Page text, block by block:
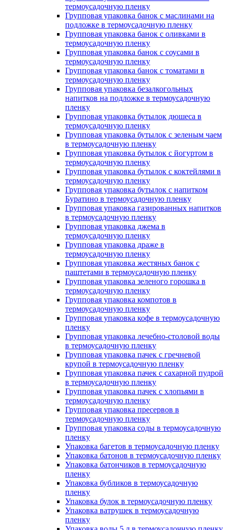
термоусадочную пленку
Групповая упаковка банок с маслинами на
подложке в термоусадочную пленку
Групповая упаковка банок с оливками в
термоусадочную пленку
Групповая упаковка банок с соусами в
термоусадочную пленку
Групповая упаковка банок с томатами в
термоусадочную пленку
Групповая упаковка безалкогольных
напитков на подложке в термоусадочную
пленку
Групповая упаковка бутылок дюшеса в
термоусадочную пленку
Групповая упаковка бутылок с зеленым чаем
в термоусадочную пленку
Групповая упаковка бутылок с йогуртом в
термоусадочную пленку
Групповая упаковка бутылок с коктейлями в
термоусадочную пленку
Групповая упаковка бутылок с напитком
Буратино в термоусадочную пленку
Групповая упаковка газированных напитков
в термоусадочную пленку
Групповая упаковка джема в
термоусадочную пленку
Групповая упаковка драже в
термоусадочную пленку
Групповая упаковка жестяных банок с
паштетами в термоусадочную пленку
Групповая упаковка зеленого горошка в
термоусадочную пленку
Групповая упаковка компотов в
термоусадочную пленку
Групповая упаковка кофе в термоусадочную
пленку
Групповая упаковка лечебно-столовой воды
в термоусадочную пленку
Групповая упаковка пачек с гречневой
крупой в термоусадочную пленку
Групповая упаковка пачек с сахарной пудрой
в термоусадочную пленку
Групповая упаковка пачек с хлопьями в
термоусадочную пленку
Групповая упаковка пресервов в
термоусадочную пленку
Групповая упаковка соды в термоусадочную
пленку
Упаковка багетов в термоусадочную пленку
Упаковка батонов в термоусадочную пленку
Упаковка батончиков в термоусадочную
пленку
Упаковка бубликов в термоусадочную
пленку
Упаковка булок в термоусадочную пленку
Упаковка ватрушек в термоусадочную
пленку